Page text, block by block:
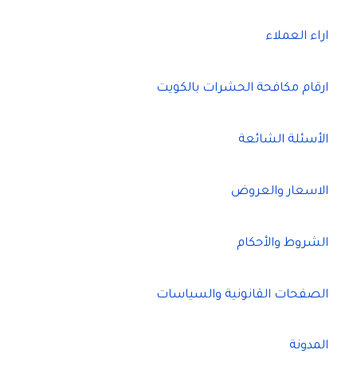
اراء العملاء
ارقام مكافحة الحشرات بالكويت
الأسئلة الشائعة
الاسعار والعروض
الشروط والأحكام
الصفحات القانونية والسياسات
المدونة